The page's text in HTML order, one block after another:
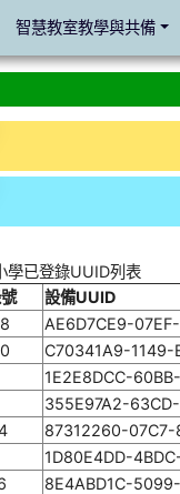
學已登錄UUID列表
設備UUID
AE6D7CE9-
C70341A9-1149-
1E2E8DCC-
355E97A2-
87312260-
1D80E4DD-
8E4ABD1C-
:::智慧教室教學與共備